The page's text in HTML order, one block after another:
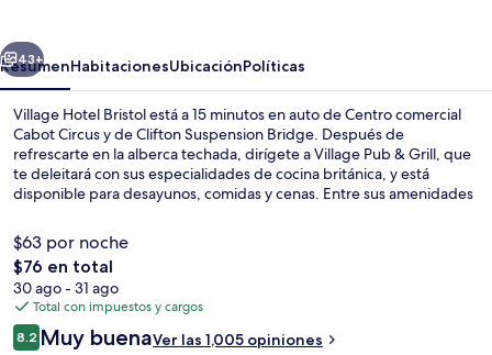
Siguiente
43+
ResumenHabitacionesUbicaciónPolíticas
Village Hotel Bristol está a 15 minutos en auto de Centro comercial
Cabot Circus y de Clifton Suspension Bridge. Después de
refrescarte en la alberca techada, dirígete a Village Pub & Grill, que
te deleitará con sus especialidades de cocina británica, y está
disponible para desayunos, comidas y cenas. Entre sus amenidades
hidromasaje. A otros visitantes les encanta el personal amable.
$63 por noche
El
precio
total
es
de
$76 en total
30 ago - 31 ago
Total con impuestos y cargos
Opiniones
8.28.2 de 10,
Muy buenaVer las 1,005 opiniones